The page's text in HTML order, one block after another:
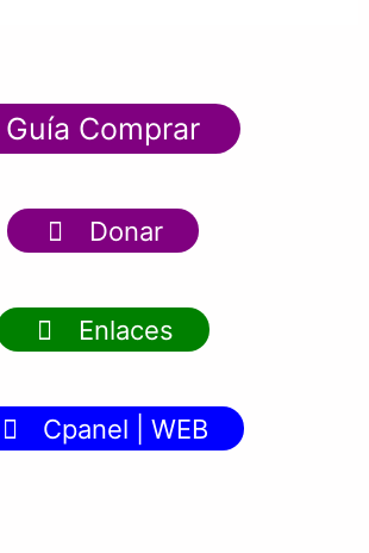
Guía Comprar
Donar
Enlaces
Cpanel | WEB